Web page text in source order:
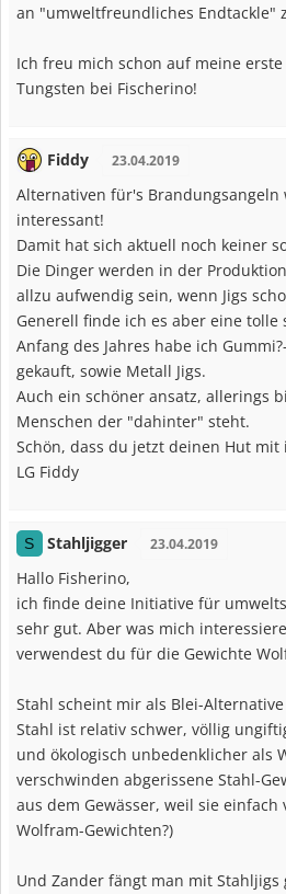
an "umweltfreundliches Endtackle"
Ich freu mich schon auf meine
Tungsten bei Fischerino!
Fiddy 23.04.2019
Alternativen für's Brandungsangeln
interessant!
Damit hat sich aktuell noch keiner
Die Dinger werden in der
allzu aufwendig sein, wenn Jigs
Generell finde ich es aber eine tolle
Anfang des Jahres habe ich
gekauft, sowie Metall Jigs.
Auch ein schöner ansatz, allerings
Menschen der "dahinter" steht.
Schön, dass du jetzt deinen Hut
LG Fiddy
S Stahljigger 23.04.2019
Hallo Fisherino,
ich finde deine Initiative für
sehr gut. Aber was mich
verwendest du für die Gewichte
Stahl scheint mir als Blei-
Stahl ist relativ schwer, völlig
und ökologisch unbedenklicher als
verschwinden abgerissene Stahl-
aus dem Gewässer, weil sie
Wolfram-Gewichten?)
Und Zander fängt man mit Stahljigs